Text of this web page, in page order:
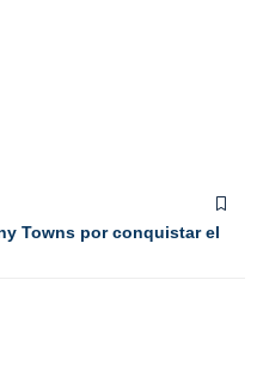
Towns por conquistar el